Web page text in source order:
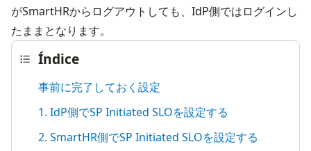
がSmartHRからログアウトしても、IdP側ではログインし
たままとなります。
Índice
事前に完了しておく設定
1. IdP側でSP Initiated SLOを設定する
2. SmartHR側でSP Initiated SLOを設定する